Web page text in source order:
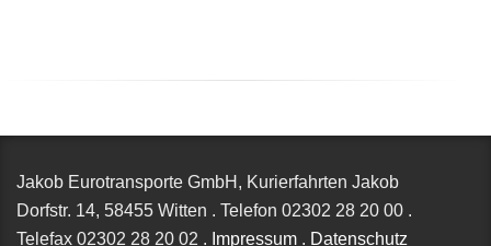
Jakob Eurotransporte GmbH, Kurierfahrten Jakob
Dorfstr. 14, 58455 Witten . Telefon 02302 28 20 00 .
Telefax 02302 28 20 02 . Impressum . Datenschutz